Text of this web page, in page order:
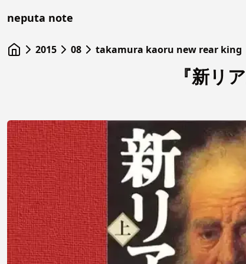
neputa note
2015 08 takamura kaoru new rear king
『新リ